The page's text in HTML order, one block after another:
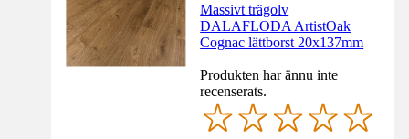
Massivt trägolv
DALAFLODA ArtistOak
Cognac lättborst 20x137mm
Produkten har ännu inte
recenserats.